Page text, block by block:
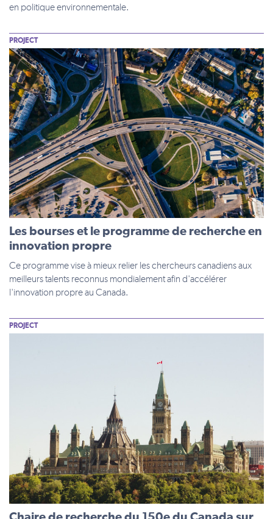
en politique environnementale.
PROJECT
Les bourses et le programme de recherche en
innovation propre
Ce programme vise à mieux relier les chercheurs canadiens aux
meilleurs talents reconnus mondialement afin d'accélérer
l'innovation propre au Canada.
PROJECT